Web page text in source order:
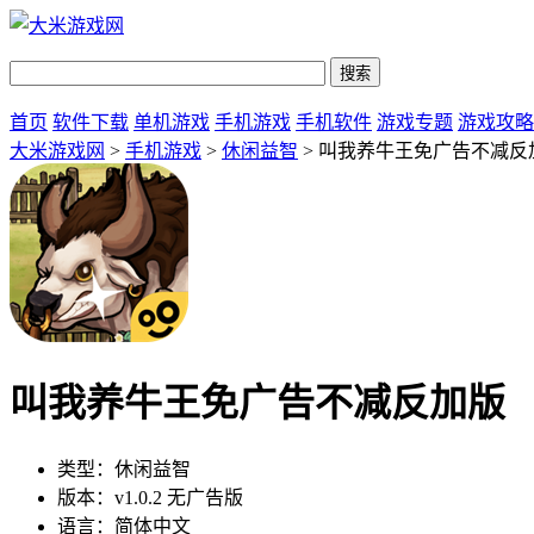
首页 软件下载 单机游戏 手机游戏 手机软件 游戏专题 游戏攻略
大米游戏网 > 手机游戏 > 休闲益智 > 叫我养牛王免广告不减反
叫我养牛王免广告不减反加版
类型： 休闲益智
版本： v1.0.2 无广告版
语言： 简体中文